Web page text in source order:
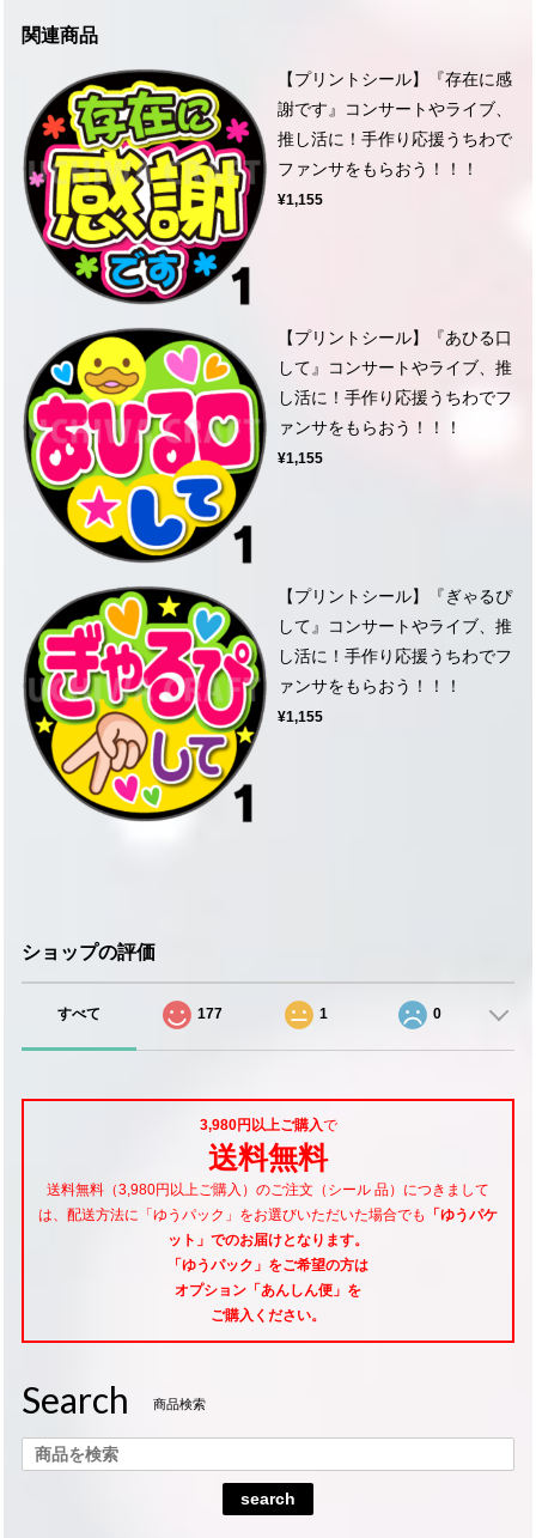
関連商品
【プリントシール】『存在に感
謝です』コンサートやライブ、
推し活に！手作り応援うちわで
ファンサをもらおう！！！
¥1,155
【プリントシール】『あひる口
して』コンサートやライブ、推
し活に！手作り応援うちわでフ
ァンサをもらおう！！！
¥1,155
【プリントシール】『ぎゃるぴ
して』コンサートやライブ、推
し活に！手作り応援うちわでフ
ァンサをもらおう！！！
¥1,155
ショップの評価
すべて 177 1 0
3,980円以上ご購入で
送料無料
送料無料（3,980円以上ご購入）のご注文（シール 品）につきまして
は、配送方法に「ゆうパック」をお選びいただいた場合でも
「ゆうパケ
ット」でのお届けとなります。
「ゆうパック」をご希望の方は
オプション「あんしん便」 を
ご購入ください。
Search 商品検索
search